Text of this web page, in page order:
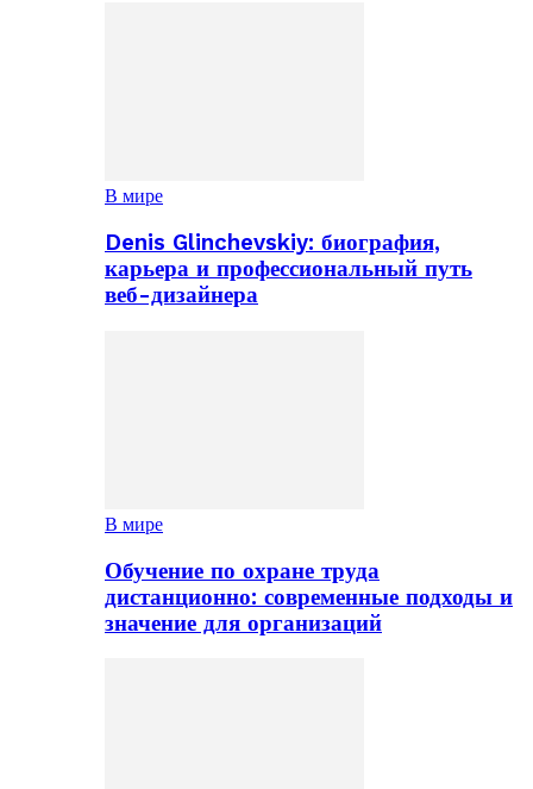
В мире
Denis Glinchevskiy: биография,
карьера и профессиональный путь
веб-дизайнера
В мире
Обучение по охране труда
дистанционно: современные подходы и
значение для организаций